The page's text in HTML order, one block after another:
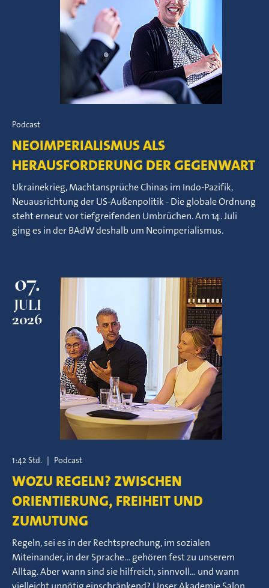
Podcast
NEOIMPERIALISMUS ALS
HERAUSFORDERUNG DER GEGENWART
Ukrainekrieg, Machtansprüche Chinas im Indo-Pazifik,
Neuausrichtung der US-Außenpolitik - Die globale Ordnung
steht erneut vor tiefgreifenden Umbrüchen. Am 14. Juli
ging es in der BAdW deshalb um Neoimperialismus.
07.
JULI
2026
1:42 Std. | Podcast
WOZU REGELN? ZWISCHEN
ORIENTIERUNG, FREIHEIT UND
ZUMUTUNG
Regeln, sei es in der Rechtsprechung, im sozialen
Miteinander, in der Sprache… gehören fest zu unserem
Alltag. Aber wann sind sie hilfreich, sinnvoll… und wann